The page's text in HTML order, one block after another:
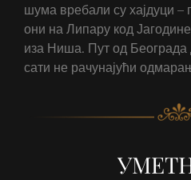
шума вребали су хајдуци –
они на Липару код
иза Ниша. Пут од Београда
сати не рачунајући